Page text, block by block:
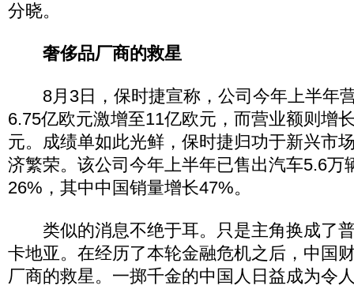
分晓。
奢侈品厂商的救星
8月3日，保时捷宣称，公司今年上半年
6.75亿欧元激增至11亿欧元，而营业额则增
元。成绩单如此光鲜，保时捷归功于新兴市
济繁荣。该公司今年上半年已售出汽车5.6万
26%，其中中国销量增长47%。
类似的消息不绝于耳。只是主角换成了
卡地亚。在经历了本轮金融危机之后，中国
厂商的救星。一掷千金的中国人日益成为令